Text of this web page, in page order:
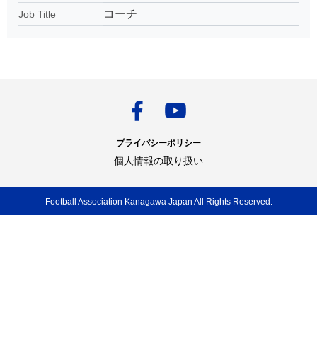
Job Title コーチ
プライバシーポリシー
個人情報の取り扱い
Football Association Kanagawa Japan All Rights Reserved.